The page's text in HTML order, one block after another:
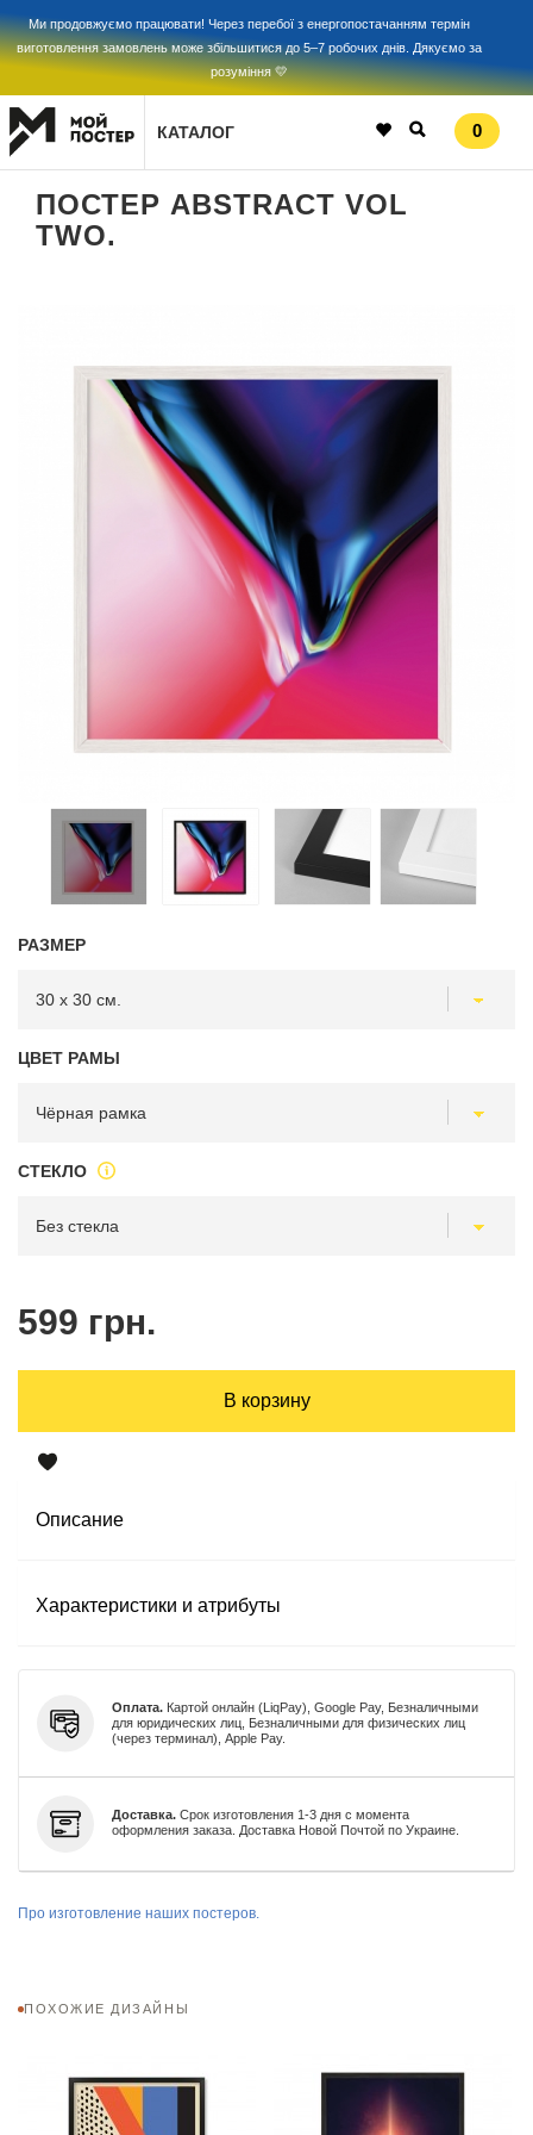
Ми продовжуємо працювати! Через перебої з енергопостачанням термін
виготовлення замовлень може збільшитися до 5–7 робочих днів. Дякуємо за
розуміння 💛
КАТАЛОГ 0
ПОСТЕР ABSTRACT VOL
TWO.
РАЗМЕР
ЦВЕТ РАМЫ
СТЕКЛО
599 грн.
В корзину
Описание
Характеристики и атрибуты
Оплата. Картой онлайн (LiqPay), Google Pay, Безналичными
для юридических лиц, Безналичными для физических лиц
(через терминал), Apple Pay.
Доставка. Срок изготовления 1-3 дня с момента
оформления заказа. Доставка Новой Почтой по Украине.
Про изготовление наших постеров.
ПОХОЖИЕ ДИЗАЙНЫ